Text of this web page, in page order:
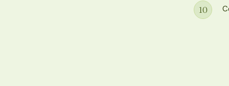
Étape
10